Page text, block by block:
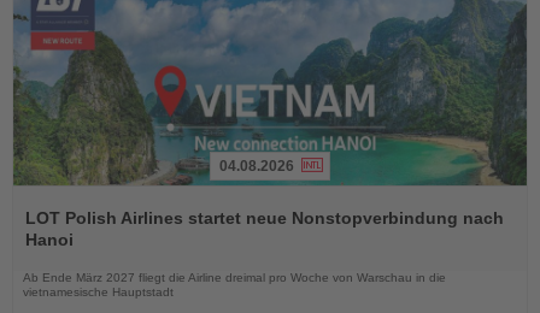
Sie
die
04.08.2026
LOT Polish Airlines startet neue Nonstopverbindung nach
Hanoi
Ab Ende März 2027 fliegt die Airline dreimal pro Woche von Warschau in die
vietnamesische Hauptstadt